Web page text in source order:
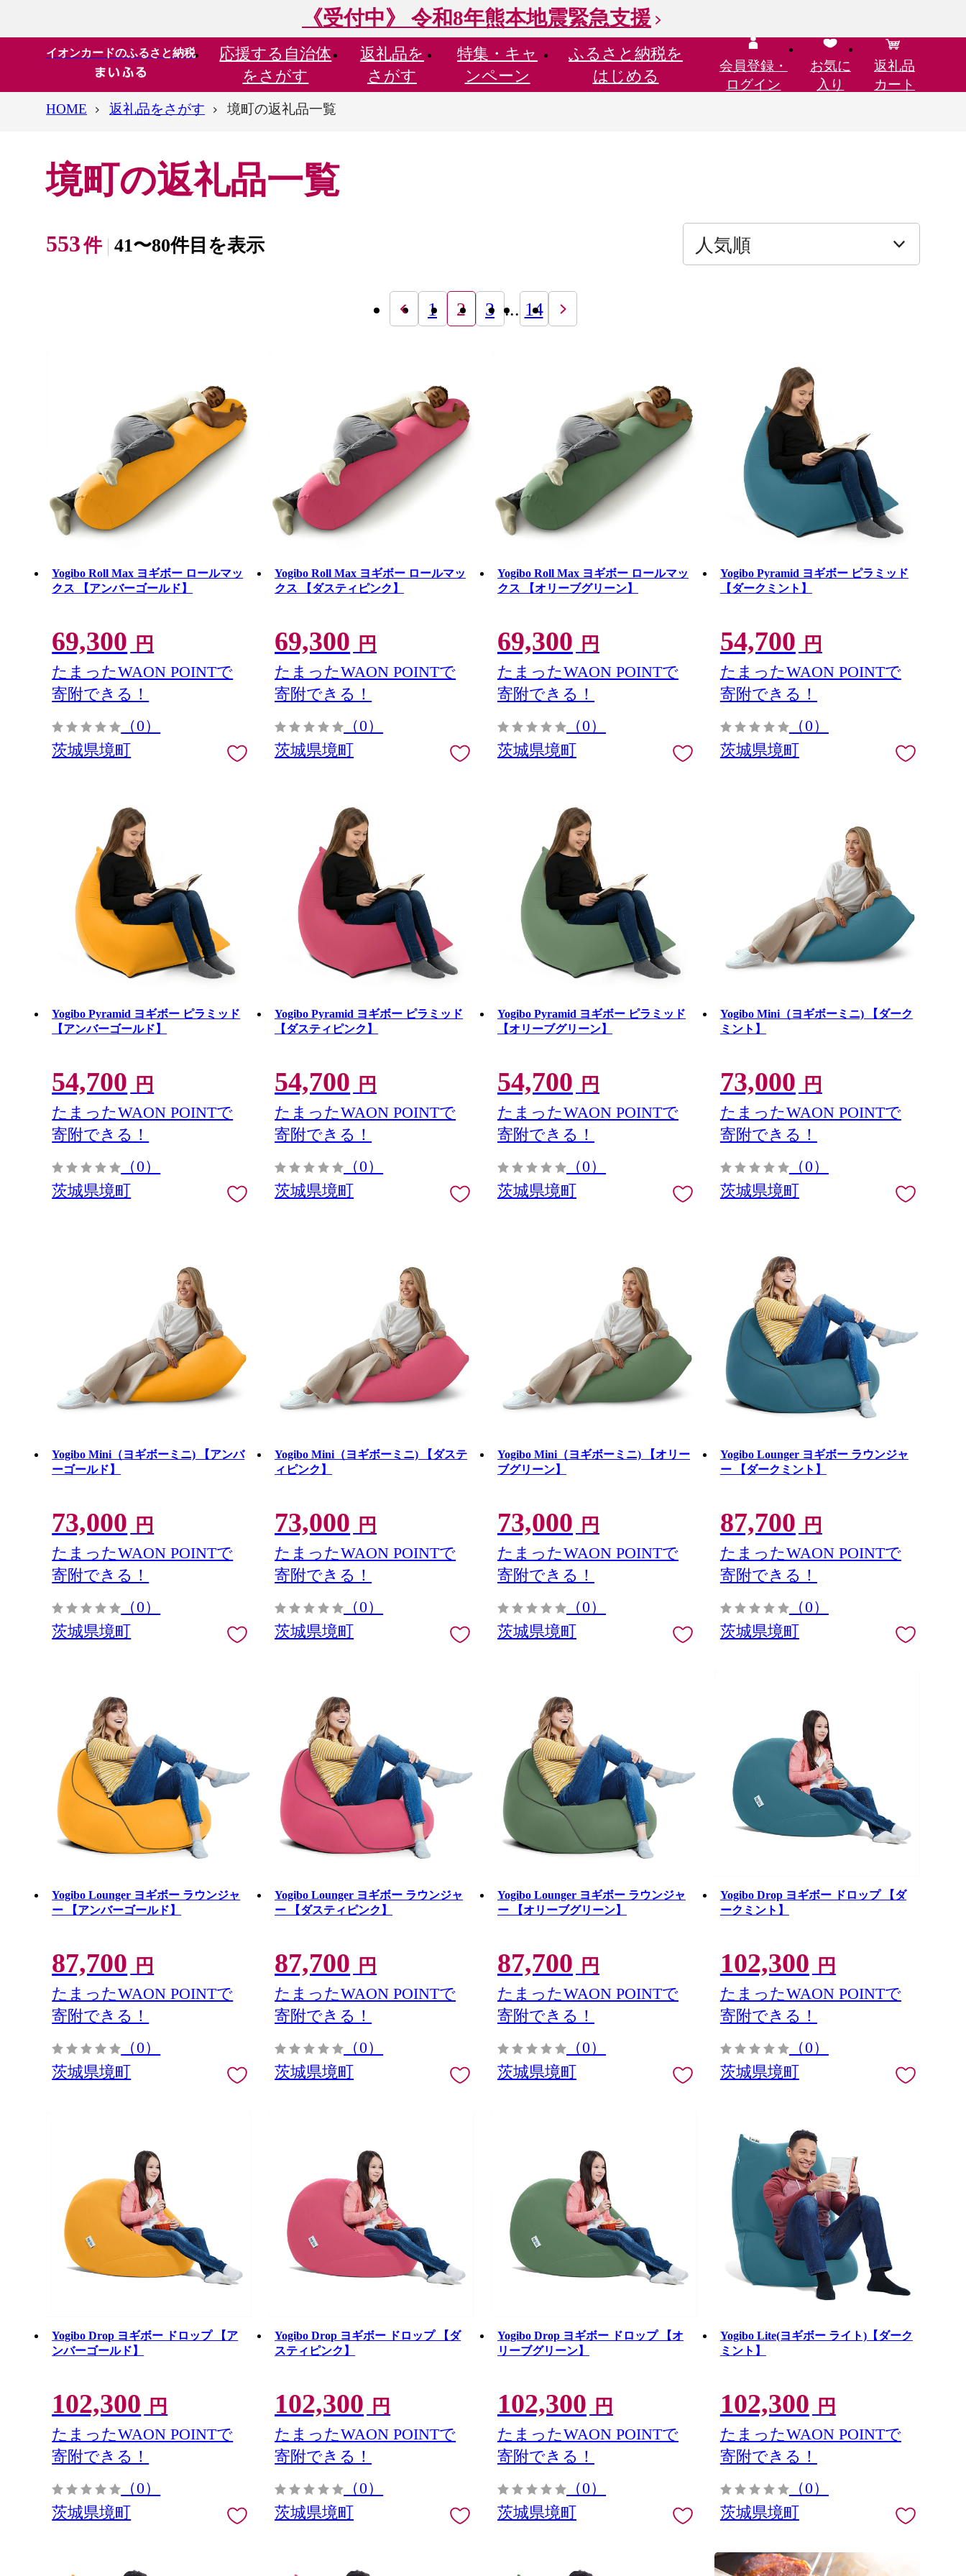
《受付中》 令和8年熊本地震緊急支援
イオンカードのふるさと納税 応援する 自治体
をさがす
返礼品を
さがす
特集・ キャ
ンペーン
ふるさと納税を
はじめる
会員登録・
ログイン
お気に
入り
返礼品
カート
HOME
返礼品をさがす 境町の返礼品一覧
境町の返礼品一覧
553件 41〜80件目を表示
1 2 3 ... 14
Yogibo Roll Max ヨギボー ロールマッ
クス 【アンバーゴールド】
69,300 円
たまったWAON POINTで
寄附できる！
（0）
茨城県境町
Yogibo Roll Max ヨギボー ロールマッ
クス 【ダスティピンク】
69,300 円
たまったWAON POINTで
寄附できる！
（0）
茨城県境町
Yogibo Roll Max ヨギボー ロールマッ
クス 【オリーブグリーン】
69,300 円
たまったWAON POINTで
寄附できる！
（0）
茨城県境町
Yogibo Pyramid ヨギボー ピラミッド
【ダークミント】
54,700 円
たまったWAON POINTで
寄附できる！
（0）
茨城県境町
Yogibo Pyramid ヨギボー ピラミッド
【アンバーゴールド】
54,700 円
たまったWAON POINTで
寄附できる！
（0）
茨城県境町
Yogibo Pyramid ヨギボー ピラミッド
【ダスティピンク】
54,700 円
たまったWAON POINTで
寄附できる！
（0）
茨城県境町
Yogibo Pyramid ヨギボー ピラミッド
【オリーブグリーン】
54,700 円
たまったWAON POINTで
寄附できる！
（0）
茨城県境町
Yogibo Mini（ヨギボーミニ) 【ダーク
ミント】
73,000 円
たまったWAON POINTで
寄附できる！
（0）
茨城県境町
Yogibo Mini（ヨギボーミニ) 【アンバ
ーゴールド】
73,000 円
たまったWAON POINTで
寄附できる！
（0）
茨城県境町
Yogibo Mini（ヨギボーミニ) 【ダステ
ィピンク】
73,000 円
たまったWAON POINTで
寄附できる！
（0）
茨城県境町
Yogibo Mini（ヨギボーミニ) 【オリー
ブグリーン】
73,000 円
たまったWAON POINTで
寄附できる！
（0）
茨城県境町
Yogibo Lounger ヨギボー ラウンジャ
ー 【ダークミント】
87,700 円
たまったWAON POINTで
寄附できる！
（0）
茨城県境町
Yogibo Lounger ヨギボー ラウンジャ
ー 【アンバーゴールド】
87,700 円
たまったWAON POINTで
寄附できる！
（0）
茨城県境町
Yogibo Lounger ヨギボー ラウンジャ
ー 【ダスティピンク】
87,700 円
たまったWAON POINTで
寄附できる！
（0）
茨城県境町
Yogibo Lounger ヨギボー ラウンジャ
ー 【オリーブグリーン】
87,700 円
たまったWAON POINTで
寄附できる！
（0）
茨城県境町
Yogibo Drop ヨギボー ドロップ 【ダ
ークミント】
102,300 円
たまったWAON POINTで
寄附できる！
（0）
茨城県境町
Yogibo Drop ヨギボー ドロップ 【ア
ンバーゴールド】
102,300 円
たまったWAON POINTで
寄附できる！
（0）
茨城県境町
Yogibo Drop ヨギボー ドロップ 【ダ
スティピンク】
102,300 円
たまったWAON POINTで
寄附できる！
（0）
茨城県境町
Yogibo Drop ヨギボー ドロップ 【オ
リーブグリーン】
102,300 円
たまったWAON POINTで
寄附できる！
（0）
茨城県境町
Yogibo Lite(ヨギボー ライト)【ダーク
ミント】
102,300 円
たまったWAON POINTで
寄附できる！
（0）
茨城県境町